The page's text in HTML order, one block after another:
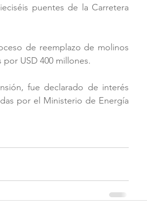
puentes de la Carretera
de reemplazo de molinos
USD 400 millones.
fue declarado de interés
por el Ministerio de Energía